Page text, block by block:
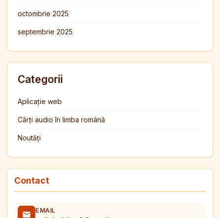
octombrie 2025
septembrie 2025
Categorii
Aplicație web
Cărți audio în limba română
Noutăți
Contact
EMAIL